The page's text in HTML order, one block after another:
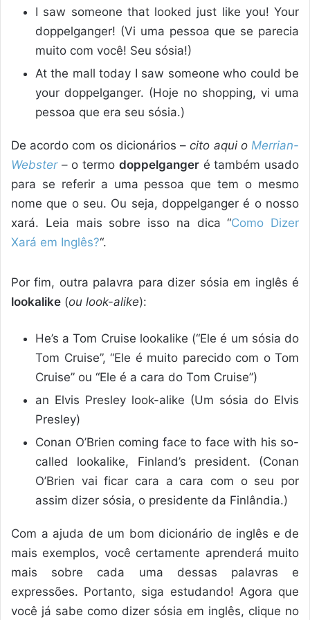
I saw someone that looked just like you! Your
doppelganger! (Vi uma pessoa que se parecia
muito com você! Seu sósia!)
At the mall today I saw someone who could be
your doppelganger. (Hoje no shopping, vi uma
pessoa que era seu sósia.)
De acordo com os dicionários –cito aqui oMerrian-
Webster– o termo doppelgangeré também usado
para se referir a uma pessoa que tem o mesmo
nome que o seu. Ou seja, doppelganger é o nosso
xará. Leia mais sobre isso na dica “Como Dizer
Xará em Inglês?“.
Por fim, outra palavra para dizer sósia em inglês é
lookalike (ou look-alike):
He’s a Tom Cruise lookalike (“Ele é um sósia do
Tom Cruise”, “Ele é muito parecido com o Tom
Cruise” ou “Ele é a cara do Tom Cruise”)
an Elvis Presley look-alike (Um sósia do Elvis
Presley)
Conan O’Brien coming face to face with his so-
called lookalike, Finland’s president. (Conan
O’Brien vai ficar cara a cara com o seu por
assim dizer sósia, o presidente da Finlândia.)
Com a ajuda de um bom dicionário de inglês e de
mais exemplos, você certamente aprenderá muito
mais sobre cada uma dessas palavras e
expressões. Portanto, siga estudando! Agora que
você já sabe como dizer sósia em inglês, clique no